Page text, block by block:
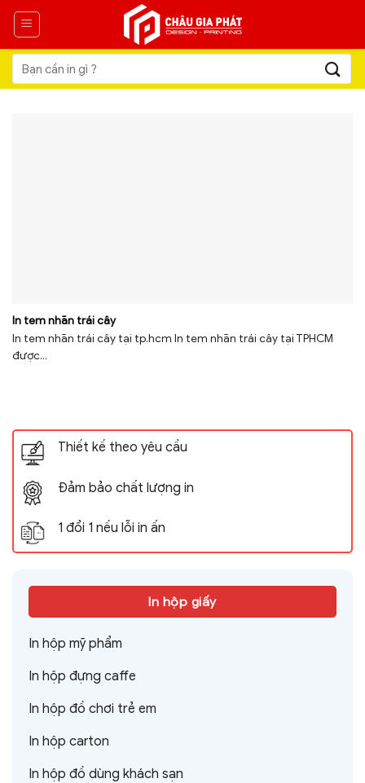
Skip
content
Tìm
kiếm:
In tem nhãn trái cây
In tem nhãn trái cây tại tp.hcm In tem nhãn trái cây tại TPHCM
được...
Thiết kế theo yêu cầu
Đảm bảo chất lượng in
1 đổi 1 nếu lỗi in ấn
In hộp giấy
In hộp mỹ phẩm
In hộp đựng caffe
In hộp đồ chơi trẻ em
In hộp carton
In hộp đồ dùng khách sạn